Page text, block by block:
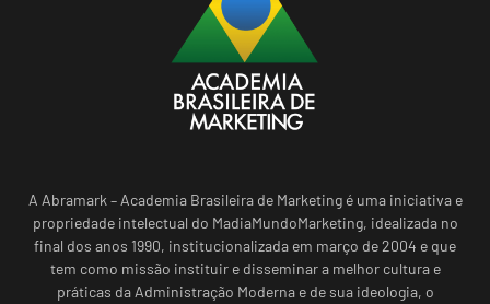
A Abramark – Academia Brasileira de Marketing é uma iniciativa e
propriedade intelectual do MadiaMundoMarketing, idealizada no
final dos anos 1990, institucionalizada em março de 2004 e que
tem como missão instituir e disseminar a melhor cultura e
práticas da Administração Moderna e de sua ideologia, o